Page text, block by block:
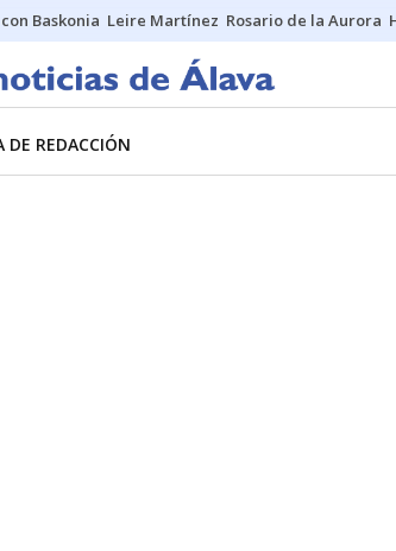
Baskonia Leire Martínez Rosario de la Aurora
DE REDACCIÓN